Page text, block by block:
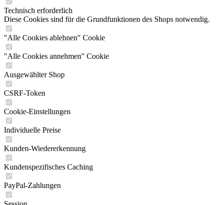
Technisch erforderlich
Diese Cookies sind für die Grundfunktionen des Shops notwendig.
"Alle Cookies ablehnen" Cookie
"Alle Cookies annehmen" Cookie
Ausgewählter Shop
CSRF-Token
Cookie-Einstellungen
Individuelle Preise
Kunden-Wiedererkennung
Kundenspezifisches Caching
PayPal-Zahlungen